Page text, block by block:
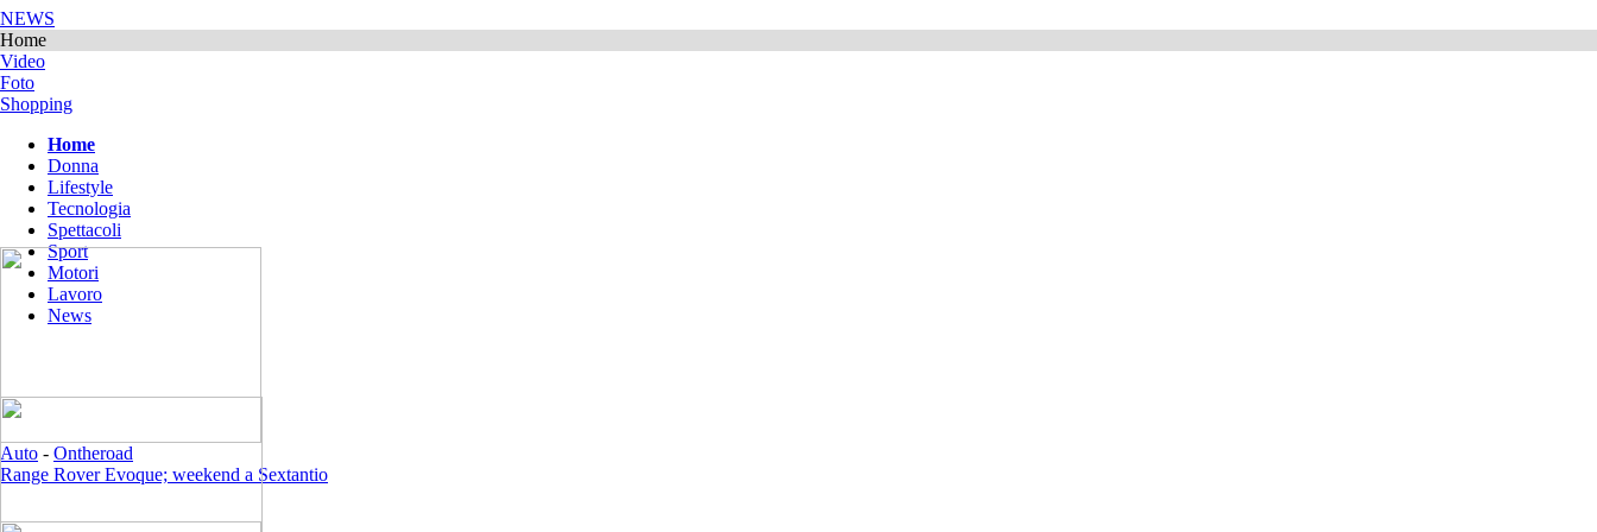
NEWS
Home
Video
Foto
Shopping
Home
Donna
Lifestyle
Tecnologia
Spettacoli
Sport
Motori
Lavoro
News
Auto - Ontheroad
Range Rover Evoque; weekend a Sextantio